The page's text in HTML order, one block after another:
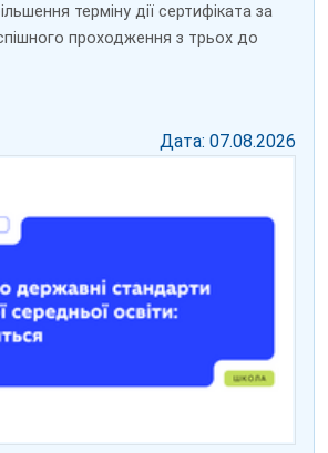
терміну дії сертифіката за
проходження з трьох до
Дата: 07.08.2026